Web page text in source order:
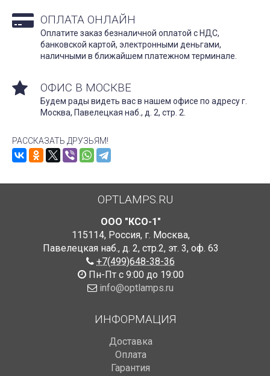
ОПЛАТА ОНЛАЙН
Оплатите заказ безналичной оплатой с НДС,
банковской картой, электронными деньгами,
наличными в ближайшем платежном терминале.
ОФИС В МОСКВЕ
Будем рады видеть вас в нашем офисе по адресу г.
Москва, Павелецкая наб., д. 2, стр. 2.
РАССКАЗАТЬ ДРУЗЬЯМ!
OPTLAMPS.RU
ООО "КСО-1"
115114, Россия, г. Москва,
Павелецкая наб., д. 2, стр.2, эт. 3, оф. 63
+7(499)648-38-36
Пн-Пт с 9:00 до 19:00
info@optlamps.ru
ИНФОРМАЦИЯ
Доставка
Оплата
Гарантия